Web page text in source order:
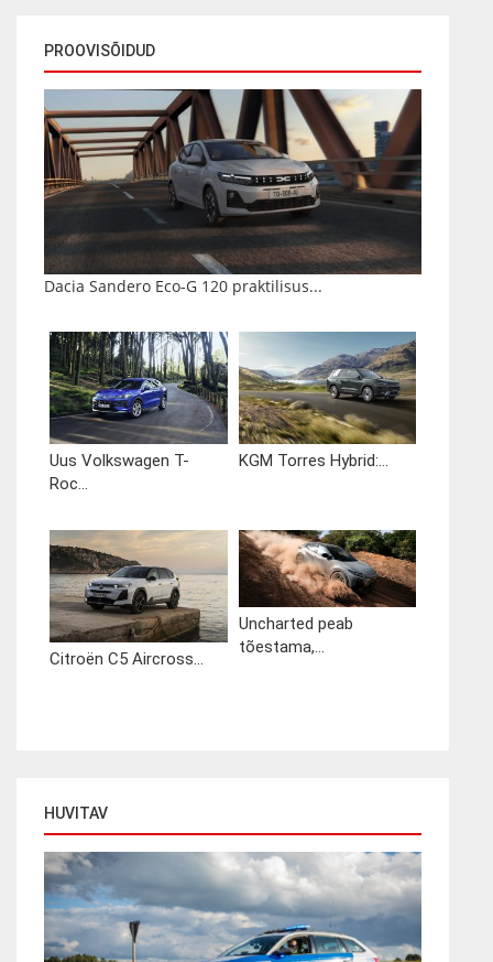
PROOVISÕIDUD
Dacia Sandero Eco-G 120 praktilisus...
Uus Volkswagen T-
Roc...
KGM Torres Hybrid:...
Citroën C5 Aircross...
Uncharted peab
tõestama,...
HUVITAV